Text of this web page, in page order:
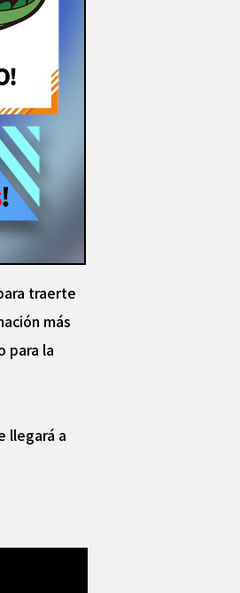
traerte
más
para la
llegará a